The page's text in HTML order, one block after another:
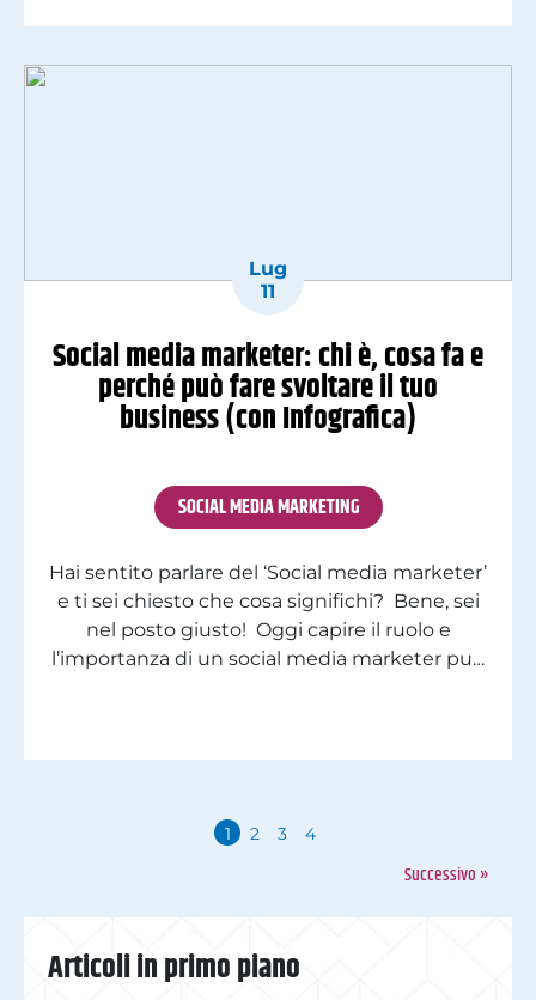
Lug
11
Social media marketer: chi è, cosa fa e
perché può fare svoltare il tuo
business (con Infografica)
SOCIAL MEDIA MARKETING
Hai sentito parlare del ‘Social media marketer’
e ti sei chiesto che cosa significhi? Bene, sei
nel posto giusto! Oggi capire il ruolo e
l’importanza di un social media marketer può
1 2 3 4
Successivo »
Articoli in primo piano